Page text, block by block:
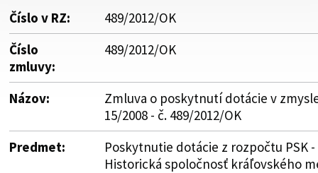
Číslo v RZ:
489/2012/OK
Číslo
zmluvy:
489/2012/OK
Názov:
Zmluva o poskytnutí dotácie v
15/2008 - č. 489/2012/OK
Predmet:
Poskytnutie dotácie z rozpočtu PSK -
Historická spoločnosť kráľovského